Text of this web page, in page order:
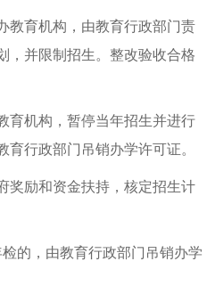
育机构，由教育行政部门责
，并限制招生。整改验收合格
机构，暂停当年招生并进行
行政部门吊销办学许可证。
励和资金扶持，核定招生计
，由教育行政部门吊销办学